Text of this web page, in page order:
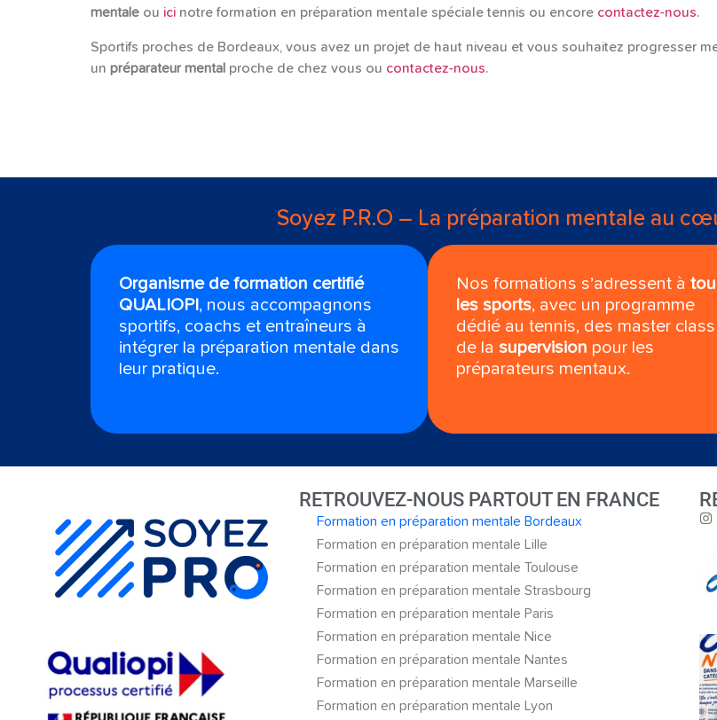
mentale ou ici notre formation en préparation mentale spéciale tennis ou encore contactez-nous.
Sportifs proches de Bordeaux, vous avez un projet de haut niveau et vous souhaitez progresser
un préparateur mental proche de chez vous ou contactez-nous.
Soyez P.R.O – La préparation mentale au
Organisme de formation certifié
QUALIOPI, nous accompagnons
sportifs, coachs et entraîneurs à
intégrer la préparation mentale dans
leur pratique.
Nos formations s’adressent à
les sports, avec un programme
dédié au tennis, des master
de la supervision pour les
préparateurs mentaux.
RETROUVEZ-NOUS PARTOUT EN FRANCE
Formation en préparation mentale Bordeaux
Formation en préparation mentale Lille
Formation en préparation mentale Toulouse
Formation en préparation mentale Strasbourg
Formation en préparation mentale Paris
Formation en préparation mentale Nice
Formation en préparation mentale Nantes
Formation en préparation mentale Marseille
Formation en préparation mentale Lyon